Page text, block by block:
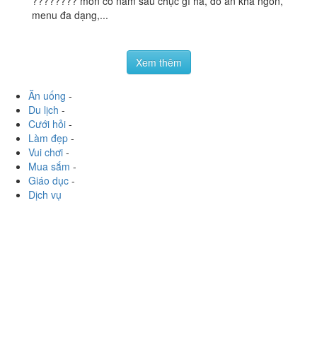
109 Đường Số 20, P. 5, Quận Gò Vấp, TP. HCM
???????? món có năm sáu chục gì hà, đồ ăn khá ngon,
Ăn uống -
Du lịch-
Cưới hỏi-
Làm đẹp